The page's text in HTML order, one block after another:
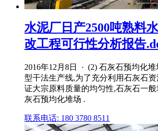
水泥厂日产2500吨熟料
改工程可行性分析报告
2016年12月8日 · (2) 石灰石预均化
型干法生产线,为了充分利用石灰石
证大宗原料质量的均匀性,石灰石一
灰石预均化堆场 .
联系电话: 180 3780 8511